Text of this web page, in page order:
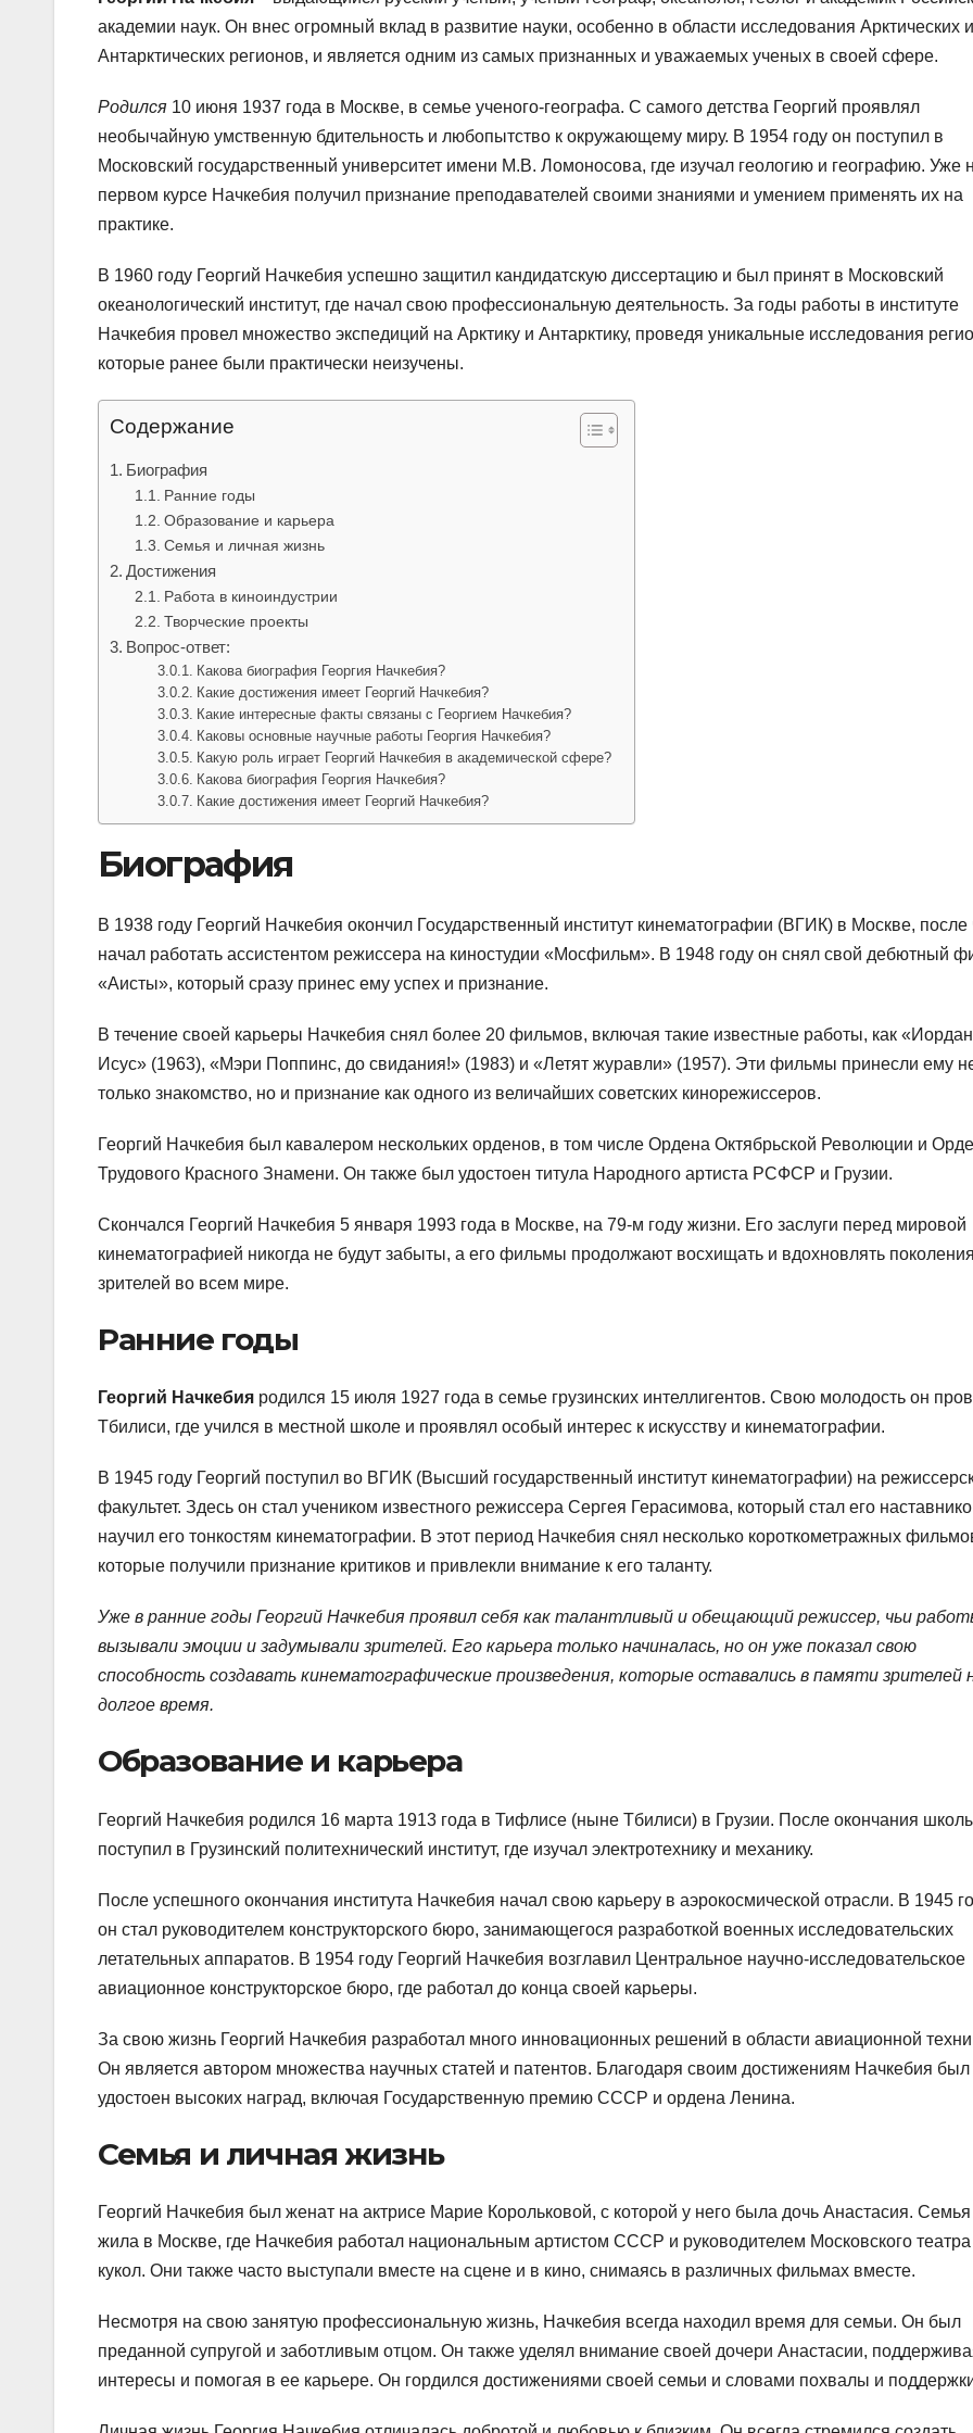
академии наук. Он внес огромный вклад в развитие науки, особенно в области исследования Арктических и
Антарктических регионов, и является одним из самых признанных и уважаемых ученых в своей сфере.
Родился 10 июня 1937 года в Москве, в семье ученого-географа. С самого детства Георгий проявлял
необычайную умственную бдительность и любопытство к окружающему миру. В 1954 году он поступил в
Московский государственный университет имени М.В. Ломоносова, где изучал геологию и географию. Уже
первом курсе Начкебия получил признание преподавателей своими знаниями и умением применять их на
практике.
В 1960 году Георгий Начкебия успешно защитил кандидатскую диссертацию и был принят в Московский
океанологический институт, где начал свою профессиональную деятельность. За годы работы в институте
Начкебия провел множество экспедиций на Арктику и Антарктику, проведя уникальные исследования
которые ранее были практически неизучены.
Содержание
Биография
Ранние годы
Образование и карьера
Семья и личная жизнь
Достижения
Работа в киноиндустрии
Творческие проекты
Вопрос-ответ:
Какова биография Георгия Начкебия?
Какие достижения имеет Георгий Начкебия?
Какие интересные факты связаны с Георгием Начкебия?
Каковы основные научные работы Георгия Начкебия?
Какую роль играет Георгий Начкебия в академической сфере?
Какова биография Георгия Начкебия?
Какие достижения имеет Георгий Начкебия?
Биография
В 1938 году Георгий Начкебия окончил Государственный институт кинематографии (ВГИК) в Москве, после
начал работать ассистентом режиссера на киностудии «Мосфильм». В 1948 году он снял свой дебютный
«Аисты», который сразу принес ему успех и признание.
В течение своей карьеры Начкебия снял более 20 фильмов, включая такие известные работы, как
Исус» (1963), «Мэри Поппинс, до свидания!» (1983) и «Летят журавли» (1957). Эти фильмы принесли ему
только знакомство, но и признание как одного из величайших советских кинорежиссеров.
Георгий Начкебия был кавалером нескольких орденов, в том числе Ордена Октябрьской Революции и
Трудового Красного Знамени. Он также был удостоен титула Народного артиста РСФСР и Грузии.
Скончался Георгий Начкебия 5 января 1993 года в Москве, на 79-м году жизни. Его заслуги перед мировой
кинематографией никогда не будут забыты, а его фильмы продолжают восхищать и вдохновлять
зрителей во всем мире.
Ранние годы
Георгий Начкебия родился 15 июля 1927 года в семье грузинских интеллигентов. Свою молодость он
Тбилиси, где учился в местной школе и проявлял особый интерес к искусству и кинематографии.
В 1945 году Георгий поступил во ВГИК (Высший государственный институт кинематографии) на
факультет. Здесь он стал учеником известного режиссера Сергея Герасимова, который стал его
научил его тонкостям кинематографии. В этот период Начкебия снял несколько короткометражных
которые получили признание критиков и привлекли внимание к его таланту.
Уже в ранние годы Георгий Начкебия проявил себя как талантливый и обещающий режиссер, чьи
вызывали эмоции и задумывали зрителей. Его карьера только начиналась, но он уже показал свою
способность создавать кинематографические произведения, которые оставались в памяти зрителей
долгое время.
Образование и карьера
Георгий Начкебия родился 16 марта 1913 года в Тифлисе (ныне Тбилиси) в Грузии. После окончания
поступил в Грузинский политехнический институт, где изучал электротехнику и механику.
После успешного окончания института Начкебия начал свою карьеру в аэрокосмической отрасли. В 1945
он стал руководителем конструкторского бюро, занимающегося разработкой военных исследовательских
летательных аппаратов. В 1954 году Георгий Начкебия возглавил Центральное научно-исследовательское
авиационное конструкторское бюро, где работал до конца своей карьеры.
За свою жизнь Георгий Начкебия разработал много инновационных решений в области авиационной
Он является автором множества научных статей и патентов. Благодаря своим достижениям Начкебия был
удостоен высоких наград, включая Государственную премию СССР и ордена Ленина.
Семья и личная жизнь
Георгий Начкебия был женат на актрисе Марие Корольковой, с которой у него была дочь Анастасия. Семья
жила в Москве, где Начкебия работал национальным артистом СССР и руководителем Московского театра
кукол. Они также часто выступали вместе на сцене и в кино, снимаясь в различных фильмах вместе.
Несмотря на свою занятую профессиональную жизнь, Начкебия всегда находил время для семьи. Он был
преданной супругой и заботливым отцом. Он также уделял внимание своей дочери Анастасии,
интересы и помогая в ее карьере. Он гордился достижениями своей семьи и словами похвалы и